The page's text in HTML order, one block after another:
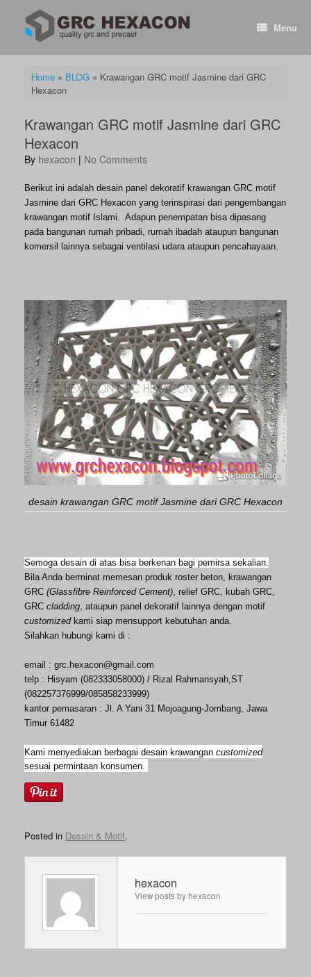
content
Menu
Home» BLOG» Krawangan GRC motif Jasmine dari GRC
Hexacon
Krawangan GRC motif Jasmine dari GRC
Hexacon
by hexacon | No Comments
Berikut ini adalah desain panel dekoratif krawangan GRC motif
Jasmine dari GRC Hexacon yang terinspirasi dari pengembangan
krawangan motif Islami. Adapun penempatan bisa dipasang
pada bangunan rumah pribadi, rumah ibadah ataupun bangunan
komersil lainnya sebagai ventilasi udara ataupun pencahayaan.
desain krawangan GRC motif Jasmine dari GRC Hexacon
Semoga desain di atas bisa berkenan bagi pemirsa sekalian.
Bila Anda berminat memesan produk roster beton, krawangan
GRC (Glassfibre Reinforced Cement), relief GRC, kubah GRC,
GRC cladding, ataupun panel dekoratif lainnya dengan motif
customizedkami siap mensupport kebutuhan anda.
Silahkan hubungi kami di :
email : grc.hexacon@gmail.com
telp : Hisyam (082333058000) / Rizal Rahmansyah,ST
(082257376999/085858233999)
kantor pemasaran : Jl. A Yani 31 Mojoagung-Jombang, Jawa
Timur 61482
Kami menyediakan berbagai desain krawangan customized
sesuai permintaan konsumen.
Posted in Desain & Motif.
hexacon
View posts by hexacon